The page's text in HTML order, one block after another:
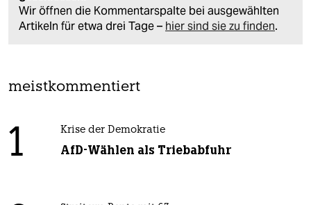
Wir öffnen die Kommentarspalte bei ausgewählten
Artikeln für etwa drei Tage – hier sind sie zu finden.
meistkommentiert
1 Krise der Demokratie
AfD-Wählen als Triebabfuhr